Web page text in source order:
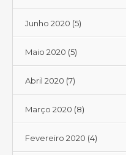
Junho 2020 (5)
Maio 2020 (5)
Abril 2020 (7)
Março 2020 (8)
Fevereiro 2020 (4)